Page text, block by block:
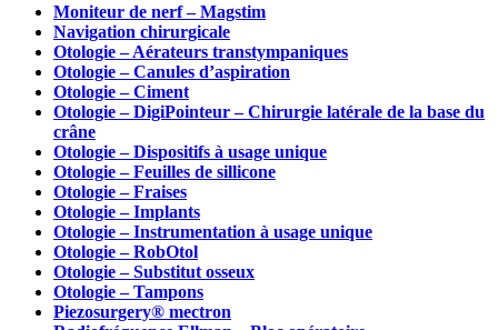
Moniteur de nerf – Magstim
Navigation chirurgicale
Otologie – Aérateurs transtympaniques
Otologie – Canules d’aspiration
Otologie – Ciment
Otologie – DigiPointeur – Chirurgie latérale de la base du
crâne
Otologie – Dispositifs à usage unique
Otologie – Feuilles de sillicone
Otologie – Fraises
Otologie – Implants
Otologie – Instrumentation à usage unique
Otologie – RobOtol
Otologie – Substitut osseux
Otologie – Tampons
Piezosurgery® mectron